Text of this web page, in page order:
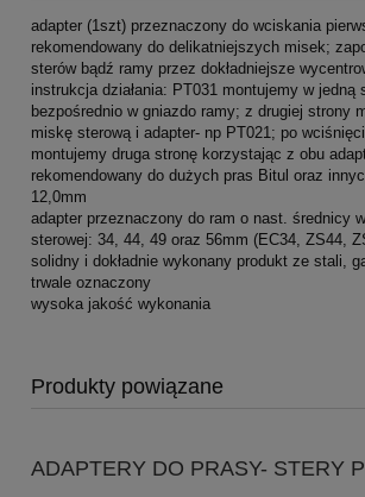
adapter (1szt) przeznaczony do wciskania
rekomendowany do delikatniejszych misek;
sterów bądź ramy przez dokładniejsze
instrukcja działania: PT031 montujemy w jedną
bezpośrednio w gniazdo ramy; z drugiej strony
miskę sterową i adapter- np PT021; po
montujemy druga stronę korzystając z obu
rekomendowany do dużych pras Bitul oraz
12,0mm
adapter przeznaczony do ram o nast. średnicy
sterowej: 34, 44, 49 oraz 56mm (EC34, ZS44,
solidny i dokładnie wykonany produkt ze stali,
trwale oznaczony
wysoka jakość wykonania
Produkty powiązane
ADAPTERY DO PRASY- STERY